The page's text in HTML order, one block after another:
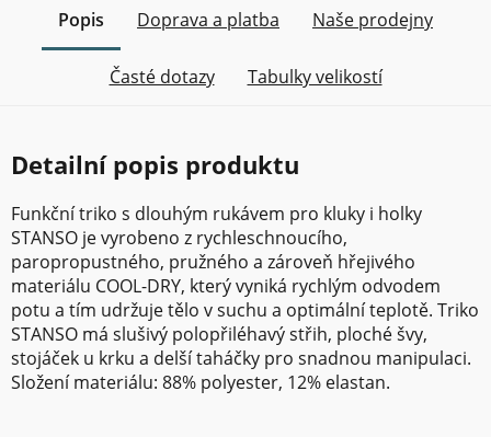
Popis Doprava a platba Naše prodejny
Časté dotazy Tabulky velikostí
Detailní popis produktu
Funkční triko s dlouhým rukávem pro kluky i holky
STANSO je vyrobeno z rychleschnoucího,
paropropustného, pružného a zároveň hřejivého
materiálu COOL-DRY, který vyniká rychlým odvodem
potu a tím udržuje tělo v suchu a optimální teplotě. Triko
STANSO má slušivý polopřiléhavý střih, ploché švy,
stojáček u krku a delší taháčky pro snadnou manipulaci.
Složení materiálu: 88% polyester, 12% elastan.